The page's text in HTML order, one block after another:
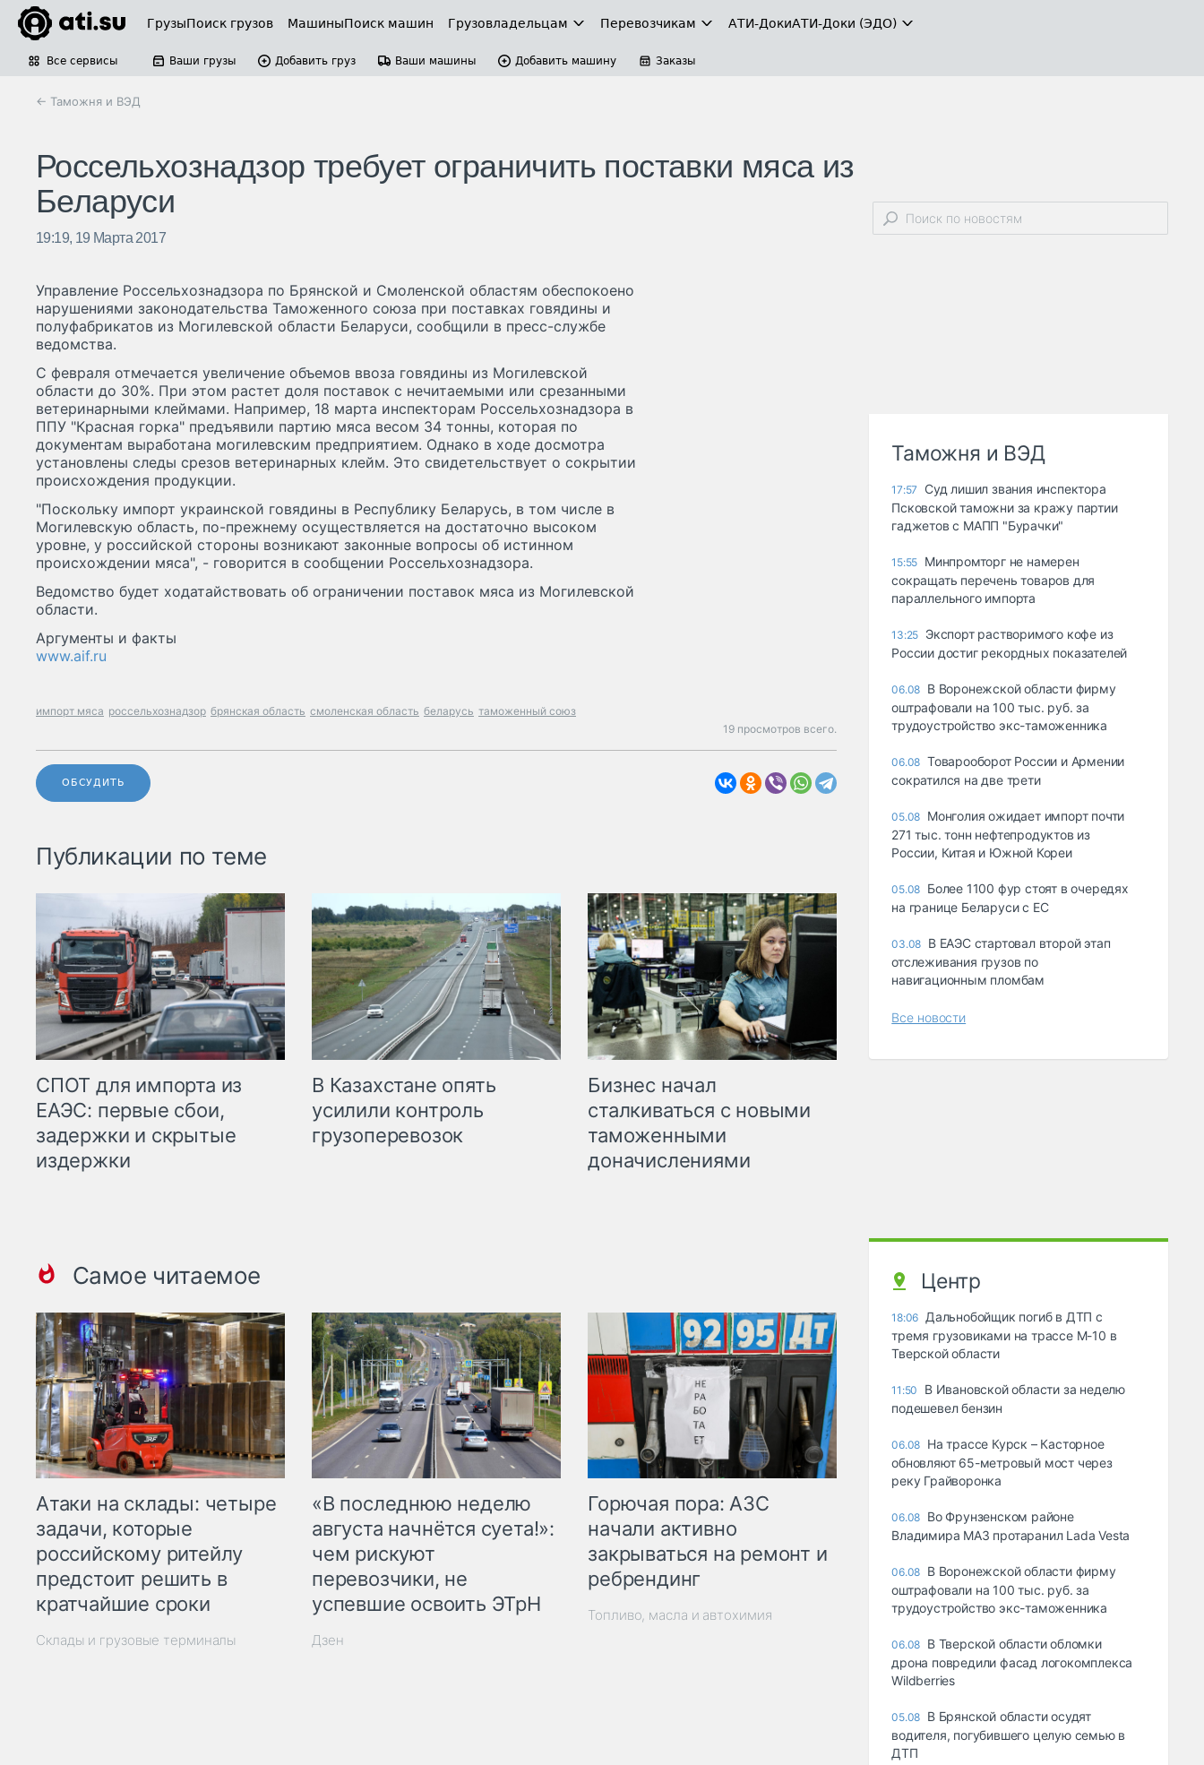
ГрузыПоиск грузов МашиныПоиск машин Грузовладельцам Перевозчикам АТИ-ДокиАТИ-Доки (ЭДО)
Все сервисы Ваши грузы Добавить груз Ваши машины Добавить машину Заказы
← Таможня и ВЭД
Россельхознадзор требует ограничить поставки мяса из
Беларуси
19:19, 19 Марта 2017
Управление Россельхознадзора по Брянской и Смоленской областям обеспокоено
нарушениями законодательства Таможенного союза при поставках говядины и
полуфабрикатов из Могилевской области Беларуси, сообщили в пресс-службе
ведомства.
С февраля отмечается увеличение объемов ввоза говядины из Могилевской
области до 30%. При этом растет доля поставок с нечитаемыми или срезанными
ветеринарными клеймами. Например, 18 марта инспекторам Россельхознадзора в
ППУ "Красная горка" предъявили партию мяса весом 34 тонны, которая по
документам выработана могилевским предприятием. Однако в ходе досмотра
установлены следы срезов ветеринарных клейм. Это свидетельствует о сокрытии
происхождения продукции.
"Поскольку импорт украинской говядины в Республику Беларусь, в том числе в
Могилевскую область, по-прежнему осуществляется на достаточно высоком
уровне, у российской стороны возникают законные вопросы об истинном
происхождении мяса", - говорится в сообщении Россельхознадзора.
Ведомство будет ходатайствовать об ограничении поставок мяса из Могилевской
области.
Аргументы и факты
www.aif.ru
импорт мяса россельхознадзор брянская область смоленская область беларусь таможенный союз
19 просмотров всего.
ОБСУДИТЬ
Публикации по теме
СПОТ для импорта из
ЕАЭС: первые сбои,
задержки и скрытые
издержки
В Казахстане опять
усилили контроль
грузоперевозок
Бизнес начал
сталкиваться с новыми
таможенными
доначислениями
Самое читаемое
Атаки на склады: четыре
задачи, которые
российскому ритейлу
предстоит решить в
кратчайшие сроки
Склады и грузовые терминалы
«В последнюю неделю
августа начнётся суета!»:
чем рискуют
перевозчики, не
успевшие освоить ЭТрН
Дзен
Горючая пора: АЗС
начали активно
закрываться на ремонт и
ребрендинг
Топливо, масла и автохимия
Таможня и ВЭД
17:57
Суд лишил звания инспектора
Псковской таможни за кражу партии
гаджетов с МАПП "Бурачки"
15:55 Минпромторг не намерен
сокращать перечень товаров для
параллельного импорта
13:25 Экспорт растворимого кофе из
России достиг рекордных показателей
06.08 В Воронежской области фирму
оштрафовали на 100 тыс. руб. за
трудоустройство экс-таможенника
06.08 Товарооборот России и Армении
сократился на две трети
05.08 Монголия ожидает импорт почти
271 тыс. тонн нефтепродуктов из
России, Китая и Южной Кореи
05.08 Более 1100 фур стоят в очередях
на границе Беларуси с ЕС
03.08 В ЕАЭС стартовал второй этап
отслеживания грузов по
навигационным пломбам
Все новости
Центр
18:06 Дальнобойщик погиб в ДТП с
тремя грузовиками на трассе М-10 в
Тверской области
11:50
В Ивановской области за неделю
подешевел бензин
06.08 На трассе Курск – Касторное
обновляют 65-метровый мост через
реку Грайворонка
06.08 Во Фрунзенском районе
Владимира МАЗ протаранил Lada Vesta
06.08 В Воронежской области фирму
оштрафовали на 100 тыс. руб. за
трудоустройство экс-таможенника
06.08 В Тверской области обломки
дрона повредили фасад логокомплекса
Wildberries
05.08 В Брянской области осудят
водителя, погубившего целую семью в
ДТП